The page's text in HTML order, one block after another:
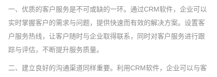
一、优质的客户服务是不可或缺的一环。通过CRM软件，企业可以
实时掌握客户的需求与问题，提供快速而有效的解决方案。设置客
户服务热线，让客户随时与企业取得联系，同时对客户服务进行跟
踪与评估，不断提升服务质量。
二、建立良好的沟通渠道同样重要。利用CRM软件，企业可以与客